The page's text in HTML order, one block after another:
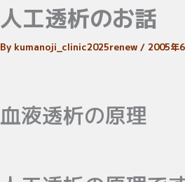
人工透析のお話
By kumanoji_clinic2025renew / 2005年
血液透析の原理